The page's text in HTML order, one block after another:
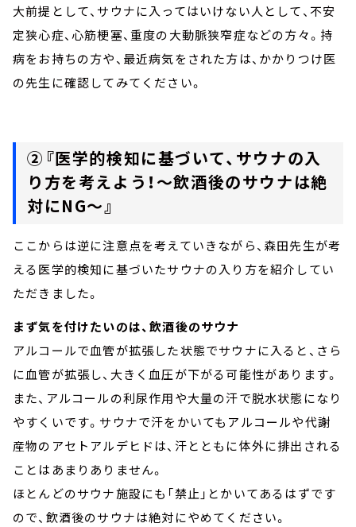
大前提として、サウナに入ってはいけない人として、不安
定狭心症、心筋梗塞、重度の大動脈狭窄症などの方々。持
病をお持ちの方や、最近病気をされた方は、かかりつけ医
の先生に確認してみてください。
②『医学的検知に基づいて、サウナの入
り方を考えよう！～飲酒後のサウナは絶
対にNG～』
ここからは逆に注意点を考えていきながら、森田先生が考
える医学的検知に基づいたサウナの入り方を紹介してい
ただきました。
まず気を付けたいのは、飲酒後のサウナ
アルコールで血管が拡張した状態でサウナに入ると、さら
に血管が拡張し、大きく血圧が下がる可能性があります。
また、アルコールの利尿作用や大量の汗で脱水状態になり
やすくいです。サウナで汗をかいてもアルコールや代謝
産物のアセトアルデヒドは、汗とともに体外に排出される
ことはあまりありません。
ほとんどのサウナ施設にも「禁止」とかいてあるはずです
ので、飲酒後のサウナは絶対にやめてください。